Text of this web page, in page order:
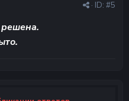
· ID: #5